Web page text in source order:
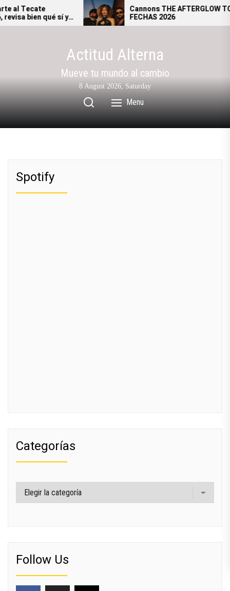
Skip
to
al Tecate
bien qué sí y
al festival.
Cannons THE AFTERGLOW
FECHAS 2026
Actitud Alterna
Mueve tu mundo al cambio
8 August 2026, Saturday
Menu
Spotify
Categorías
Categorías
Follow Us